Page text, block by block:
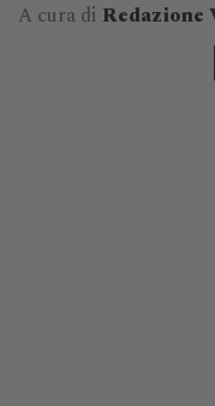
A cura di Redazione